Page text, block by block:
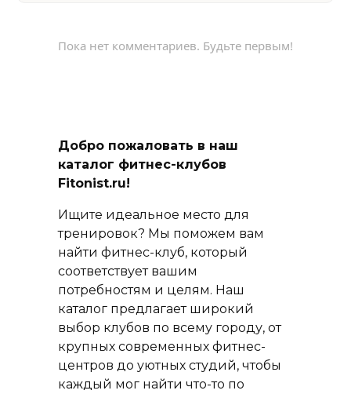
Пока нет комментариев. Будьте первым!
Добро пожаловать в наш
каталог фитнес-клубов
Fitonist.ru!
Ищите идеальное место для
тренировок? Мы поможем вам
найти фитнес-клуб, который
соответствует вашим
потребностям и целям. Наш
каталог предлагает широкий
выбор клубов по всему городу, от
крупных современных фитнес-
центров до уютных студий, чтобы
каждый мог найти что-то по